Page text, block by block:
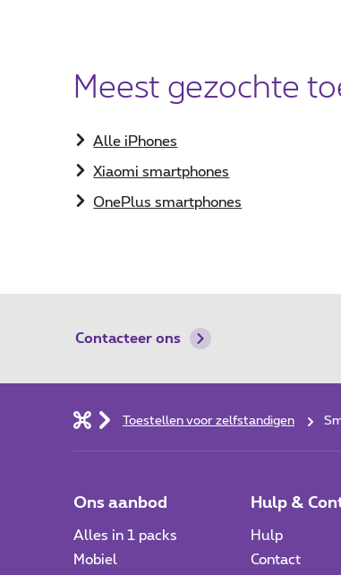
Meest gezochte
​Alle iPhones
Xiaomi smartphones
OnePlus smartphones
Contacteer ons
Toestellen voor zelfstandigen
Ons aanbod
Alles in 1 packs
Mobiel
Hulp &
Hulp
Contact